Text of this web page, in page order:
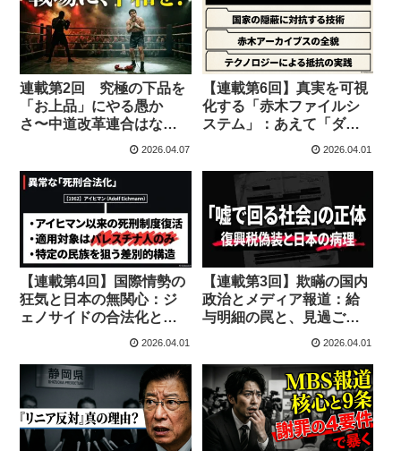
連載第2回 究極の下品を
「お上品」にやる愚か
さ〜中道改革連合はなぜ
リングの上でグローブを
2026.04.07
【連載第6回】真実を可視
化する「赤木ファイルシ
ステム」：あえて「ダサ
いUI」に込めた抵抗の設
2026.04.01
【連載第4回】国際情勢の
狂気と日本の無関心：ジ
ェノサイドの合法化と情
報工作に踊る人々
2026.04.01
【連載第3回】欺瞞の国内
政治とメディア報道：給
与明細の罠と、見過ごさ
れる「嘘のコスト」
2026.04.01